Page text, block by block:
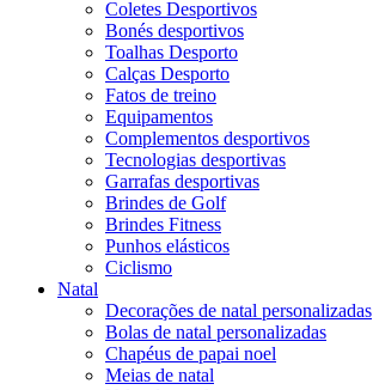
Coletes Desportivos
Bonés desportivos
Toalhas Desporto
Calças Desporto
Fatos de treino
Equipamentos
Complementos desportivos
Tecnologias desportivas
Garrafas desportivas
Brindes de Golf
Brindes Fitness
Punhos elásticos
Ciclismo
Natal
Decorações de natal personalizadas
Bolas de natal personalizadas
Chapéus de papai noel
Meias de natal